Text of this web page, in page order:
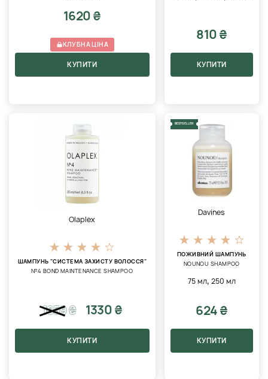
1620 ₴
КЛУБНА ЦІНА
КУПИТИ
810 ₴
КУПИТИ
Olaplex
ШАМПУНЬ "СИСТЕМА ЗАХИСТУ ВОЛОССЯ"
№4 BOND MAINTENANCE SHAMPOO
1659₴ 1330 ₴
КУПИТИ
BESTSELLER
Davines
ПОЖИВНИЙ ШАМПУНЬ
NOUNOU SHAMPOO
75 мл, 250 мл
624 ₴
КУПИТИ